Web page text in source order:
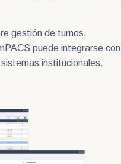
gestión de turnos,
puede integrarse con
institucionales.